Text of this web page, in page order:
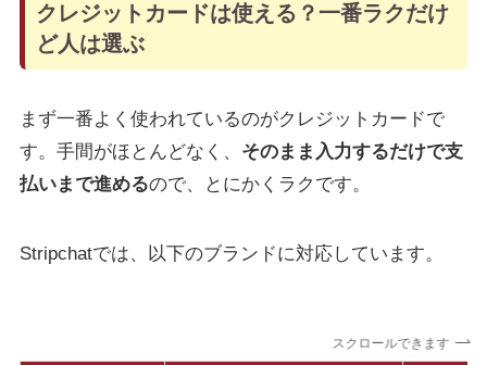
クレジットカードは使える？一番ラクだけ
ど人は選ぶ
まず一番よく使われているのがクレジットカードで
す。手間がほとんどなく、 そのまま入力するだけで支
払いまで進めるので、とにかくラクです。
Stripchatでは、以下のブランドに対応しています。
スクロールできます